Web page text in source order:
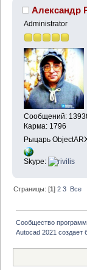
Александр
Administrator
Сообщений:
Карма: 1796
Рыцарь
Skype:
Страницы: [1]2 3 Все
Сообщество
Autocad 2021